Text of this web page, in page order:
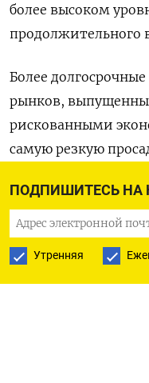
ПОДПИШИТЕСЬ НА
Утренняя
более высоком
продолжительного
Более
рынков,
рискованными
самую резкую
Индекс акций
13:39 МСК упал на
минимума двух
emerging markets
неделя стала для